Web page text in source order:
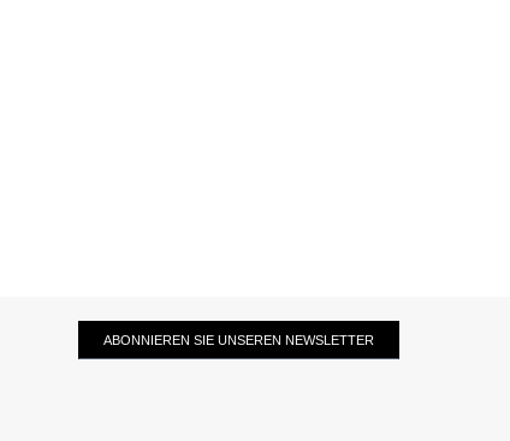
ABONNIEREN SIE UNSEREN NEWSLETTER